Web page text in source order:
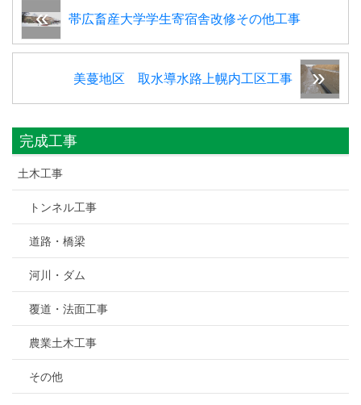
帯広畜産大学学生寄宿舎改修その他工事
美蔓地区 取水導水路上幌内工区工事
完成工事
土木工事
トンネル工事
道路・橋梁
河川・ダム
覆道・法面工事
農業土木工事
その他